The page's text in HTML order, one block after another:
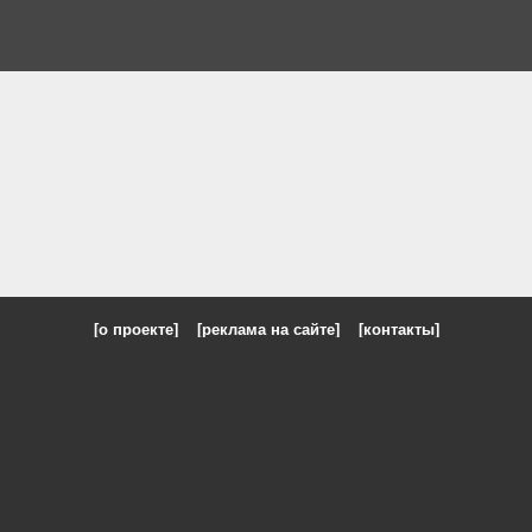
[о проекте] [реклама на сайте] [контакты]